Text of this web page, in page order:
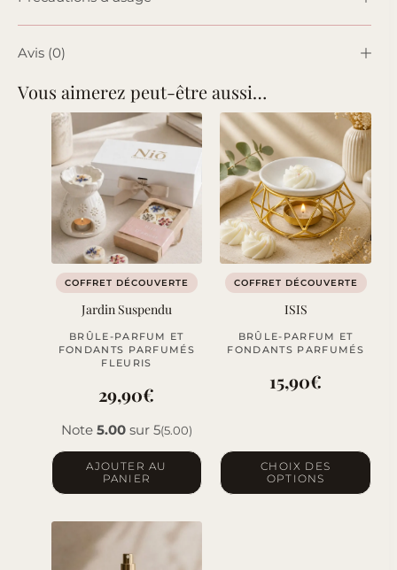
Avis (0)
Vous aimerez peut-être aussi…
COFFRET DÉCOUVERTE
Jardin Suspendu
BRÛLE-PARFUM ET
FONDANTS PARFUMÉS
FLEURIS
29,90€
Note 5.00sur 5(5.00)
AJOUTER AU
PANIER
COFFRET DÉCOUVERTE
ISIS
BRÛLE-PARFUM ET
FONDANTS PARFUMÉS
15,90€
CHOIX DES
OPTIONS
Ce
produit